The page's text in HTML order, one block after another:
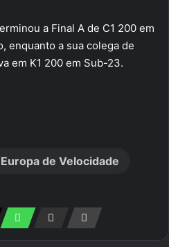
a Final A de C1 200 em
enquanto a sua colega de
em K1 200 em Sub-23.
de Velocidade